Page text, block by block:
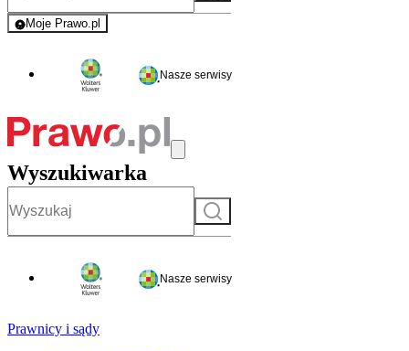
Moje Prawo.pl
- rejestracja i logowanie do serwisu
Nasze serwisy
Wyszukiwarka
Szukaj
Nasze serwisy
Prawnicy i sądy